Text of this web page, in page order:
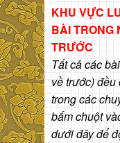
KHU VỰC
BÀITRONG
TRƯỚC
Tất cả các
về trước)
trong các
bấm chuột
dưới đây để